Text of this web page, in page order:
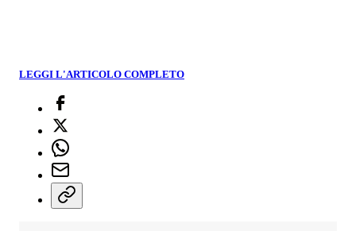
LEGGI L'ARTICOLO COMPLETO